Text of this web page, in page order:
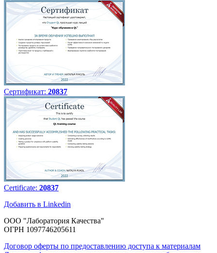
Сертификат: 20837
Certificate: 20837
Добавить в Linkedin
ООО "Лаборатория Качества"
ОГРН 1097746205611
Договор оферты по предоставлению доступа к материалам